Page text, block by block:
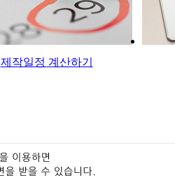
제작일정 계산하기